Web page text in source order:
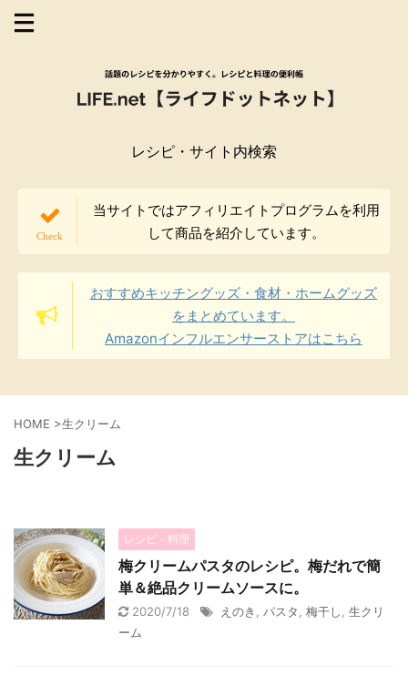
レシピ・サイト内検索
当サイトではアフィリエイトプログラムを利用
して商品を紹介しています。
おすすめキッチングッズ・食材・ホームグッズ
をまとめています。
Amazonインフルエンサーストアはこちら
HOME >生クリーム
生クリーム
レシピ・料理
梅クリームパスタのレシピ。梅だれで簡
単＆絶品クリームソースに。
2020/7/18 えのき パスタ 梅干し
生クリ
ーム